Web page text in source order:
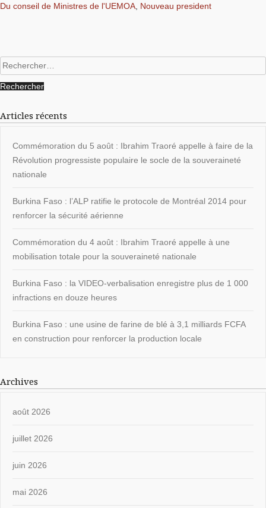
Du conseil de Ministres de l'UEMOA Nouveau president
Rechercher :
Articles récents
Commémoration du 5 août : Ibrahim Traoré appelle à faire de la
Révolution progressiste populaire le socle de la souveraineté
nationale
Burkina Faso : l’ALP ratifie le protocole de Montréal 2014 pour
renforcer la sécurité aérienne
Commémoration du 4 août : Ibrahim Traoré appelle à une
mobilisation totale pour la souveraineté nationale
Burkina Faso : la VIDEO-verbalisation enregistre plus de 1 000
infractions en douze heures
Burkina Faso : une usine de farine de blé à 3,1 milliards FCFA
en construction pour renforcer la production locale
Archives
août 2026
juillet 2026
juin 2026
mai 2026